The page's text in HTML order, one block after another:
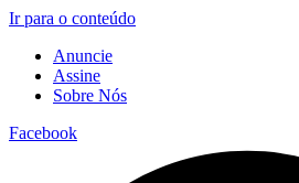
Ir para o conteúdo
Anuncie
Assine
Sobre Nós
Facebook